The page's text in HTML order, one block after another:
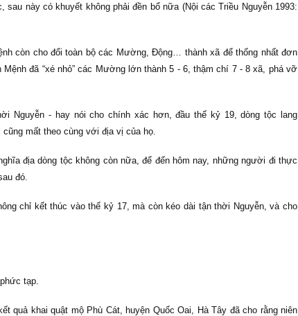
này có khuyết không phải đền bổ nữa (Nội các Triều Nguyễn 1993:
còn cho đổi toàn bộ các Mường, Động… thành xã để thống nhất đơn
đã “xé nhỏ” các Mường lớn thành 5 - 6, thậm chí 7 - 8 xã, phá vỡ
Nguyễn - hay nói cho chính xác hơn, đầu thế kỷ 19, dòng tộc lang
mất theo cùng với địa vị của họ.
địa dòng tộc không còn nữa, để đến hôm nay, những người đi thực
đó.
chỉ kết thúc vào thế kỷ 17, mà còn kéo dài tận thời Nguyễn, và cho
tạp.
quả khai quật mộ Phù Cát, huyện Quốc Oai, Hà Tây đã cho rằng niên